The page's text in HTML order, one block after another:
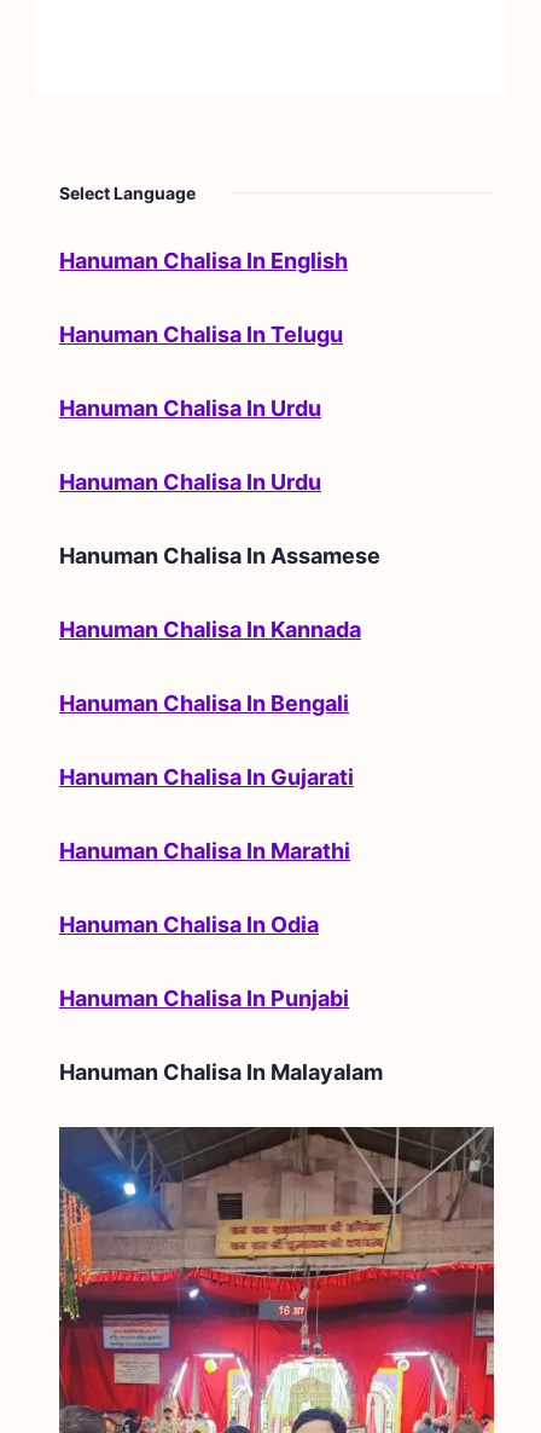
Select Language
Hanuman Chalisa In English
Hanuman Chalisa In Telugu
Hanuman Chalisa In Urdu
Hanuman Chalisa In Urdu
Hanuman Chalisa In Assamese
Hanuman Chalisa In Kannada
Hanuman Chalisa In Bengali
Hanuman Chalisa In Gujarati
Hanuman Chalisa In Marathi
Hanuman Chalisa In Odia
Hanuman Chalisa In Punjabi
Hanuman Chalisa In Malayalam